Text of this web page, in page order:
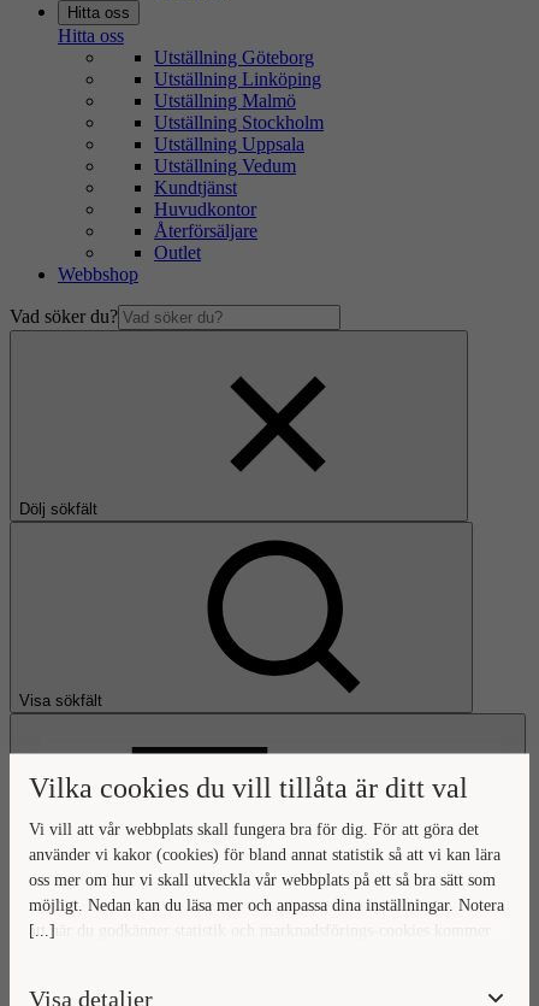
Vilka cookies du vill tillåta är ditt val
[...]
Vi vill att vår webbplats skall fungera bra för dig. För att göra det
använder vi kakor (cookies) för bland annat statistik så att vi kan lära
oss mer om hur vi skall utveckla vår webbplats på ett så bra sätt som
möjligt. Nedan kan du läsa mer och anpassa dina inställningar. Notera
att när du godkänner statistik och marknadsförings-cookies kommer
Visa detaljer
Hitta oss
Hitta oss
Utställning Göteborg
Utställning Linköping
Utställning Malmö
Utställning Stockholm
Utställning Uppsala
Utställning Vedum
Kundtjänst
Huvudkontor
Återförsäljare
Outlet
Webbshop
Vad söker du?
Dölj sökfält
Visa sökfält
Gå till startsidan